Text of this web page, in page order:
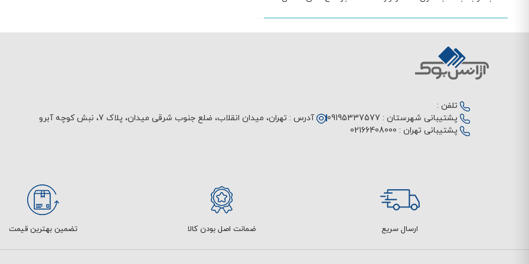
تلفن :
پشتیبانی شهرستان : 09195337577
پشتیبانی تهران : 02166408000
آدرس : تهران، میدان انقلاب، ضلع جنوب شرقی میدان، پلاک 7، نبش کوچه آبرو
ارسال سریع ضمانت اصل بودن کالا تضمین بهترین قیمت